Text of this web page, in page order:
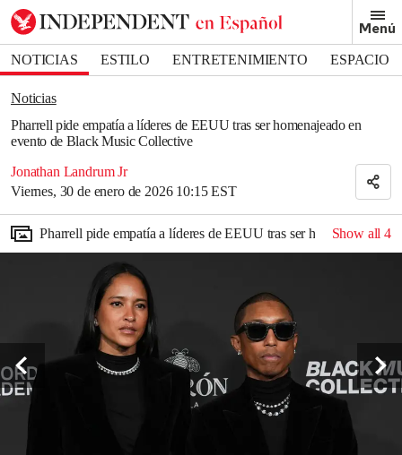
Menú
NOTICIAS ESTILO ENTRETENIMIENTO
ESPACIO
DEPORTES
Noticias
Pharrell pide empatía a líderes de EEUU tras ser homenajeado en
evento de Black Music Collective
Jonathan Landrum Jr
Viernes, 30 de enero de 2026 10:15 EST
Bookmark popover
Removed from bookmarks
Close popover
Pharrell pide empatía a líderes de EEUU tras ser homenajeado
Show all4